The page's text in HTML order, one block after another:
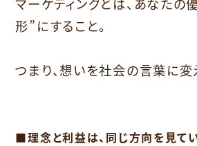
形”にすること。
つまり、想いを社会の言葉に変
■理念と利益は、同じ方向を見て